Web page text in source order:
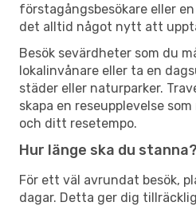
förstagångsbesökare eller
det alltid något nytt att
Besök sevärdheter som du
lokalinvånare eller ta en
städer eller naturparker.
skapa en reseupplevelse
och ditt resetempo.
Hur länge ska du stanna?
För ett väl avrundat besök,
dagar. Detta ger dig